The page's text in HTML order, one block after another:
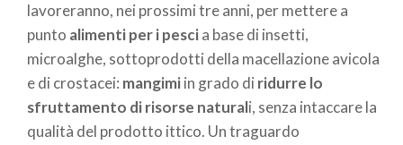
lavoreranno, nei prossimi tre anni, per mettere a
punto alimenti per i pescia base di insetti,
microalghe, sottoprodotti della macellazione avicola
e di crostacei: mangimiin grado di ridurre lo
sfruttamento di risorse naturali, senza intaccare la
qualità del prodotto ittico. Un traguardo